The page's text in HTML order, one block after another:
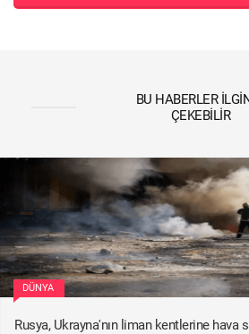
BU HABERLER
ÇEKEBILIR
DÜNYA
Rusya, Ukrayna'nın liman kentlerine hava